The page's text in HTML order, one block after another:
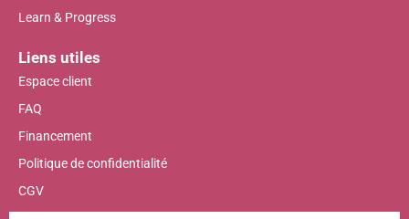
Learn & Progress
Liens utiles
Espace client
FAQ
Financement
Politique de confidentialité
CGV